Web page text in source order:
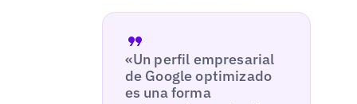
«Un perfil empresarial
de Google optimizado
es una forma